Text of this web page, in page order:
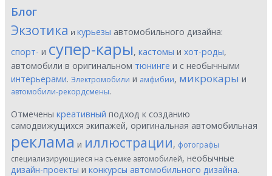
Блог
Экзотика и курьезы автомобильного дизайна:
спорт- и супер-кары, кастомы и хот-роды,
автомобили в оригинальном тюнинге и с необычными
интерьерами. Электромобили и амфибии, микрокары и
автомобили-рекордсмены.
Отмечены креативный подход к созданию
самодвижущихся экипажей, оригинальная автомобильная
реклама и иллюстрации, фотографы
специализирующиеся на съемке автомобилей, необычные
дизайн-проекты и конкурсы автомобильного дизайна.